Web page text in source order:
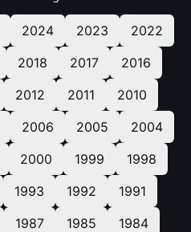
2024 2023
2022
2018 2017
2016
2012 2011
2010
2006 2005
2004
2000 1999
1998
1993 1992
1991
1987 1985
1984
แมวยอดนักสืบ
(พากย์ไทย ซับ
ไทย)